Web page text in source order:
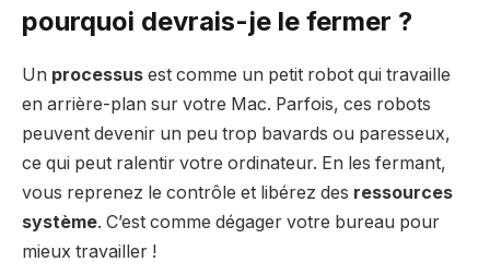
pourquoi devrais-je le fermer ?
Un processus est comme un petit robot qui travaille
en arrière-plan sur votre Mac. Parfois, ces robots
peuvent devenir un peu trop bavards ou paresseux,
ce qui peut ralentir votre ordinateur. En les fermant,
vous reprenez le contrôle et libérez des ressources
système. C’est comme dégager votre bureau pour
mieux travailler !